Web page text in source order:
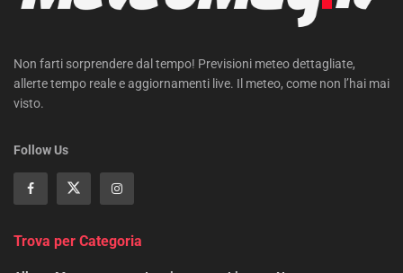
Non farti sorprendere dal tempo! Previsioni meteo dettagliate,
allerte tempo reale e aggiornamenti live. Il meteo, come non l’hai mai
visto.
Follow Us
Trova per Categoria